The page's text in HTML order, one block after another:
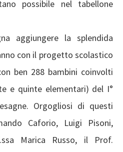
possibile nel tabellone
aggiungere la splendida
con il progetto scolastico
ben 288 bambini coinvolti
e quinte elementari) del I°
Orgogliosi di questi
Caforio, Luigi Pisoni,
Marica Russo, il Prof.